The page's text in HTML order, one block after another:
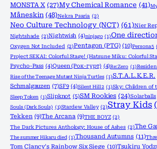
MONSTA X (27)My Chemical Romance (41)
Måneskin (48)Nekra Psaria (2)
Neo Culture Technology (NCT) (61)Nier
Nightshade (2)Nightwish (4)ninjago (1)One
Oxygen Not Included (2)Pentagon (PTG) (10)Persona 5
Project SEKAI: Colorful Stage! (Hatsune Miku: Colorful
Psycho-Pass (4)Queen (Рок-гурт) (4)Re:Zero (1)
Rise of the Teenage Mutant Ninja Turtles (1)S.T.A.L.K.E.R.
Schmalgauzen (7)SF9 (4)Silent Hill 2 (1)Sky: Children of
Sleep Token (1)Slipknot (5)SM Rookies (24)Solarballs
Souls (Dark Souls) (1)Stardew Valley (2)Stray Kids
Tekken (9)The Arcana (9)THE BOYZ (2)
The Dark Pictures Anthology: House of Ashes (2)The
The summer Hikaru died (1)Thousand Autumns (11)
Tom Clancy's Rainbow Six Siege (10)Tsukiru